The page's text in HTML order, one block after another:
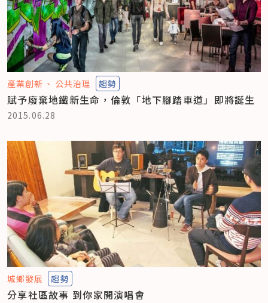
產業創新 公共治理 趨勢
賦予廢棄地鐵新生命，倫敦「地下腳踏車道」即將誕生
2015.06.28
城鄉發展 趨勢
分享社區故事 到你家開演唱會